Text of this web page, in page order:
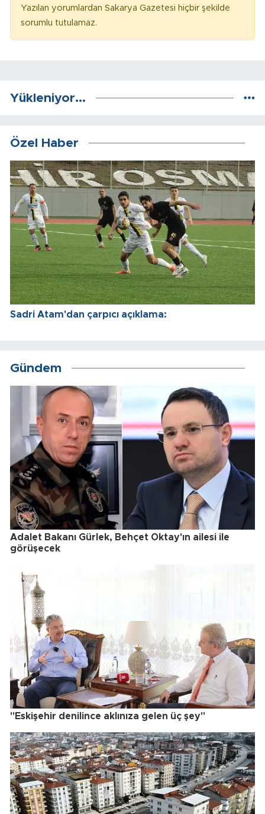
Yazılan yorumlardan Sakarya Gazetesi hiçbir şekilde
sorumlu tutulamaz.
Yükleniyor...
Özel Haber
Sadri Atam'dan çarpıcı açıklama:
Gündem
Adalet Bakanı Gürlek, Behçet Oktay'ın ailesi ile
görüşecek
"Eskişehir denilince aklınıza gelen üç şey"